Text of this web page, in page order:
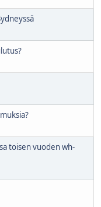
toisen vuoden wh-